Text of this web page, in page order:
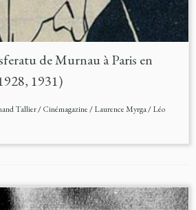
de Murnau à Paris en
1931)
Tallier/Cinémagazine/Laurence Myrga/Léo